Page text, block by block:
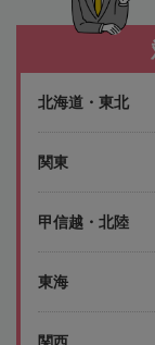
北海道・東北
関東
甲信越・北陸
東海